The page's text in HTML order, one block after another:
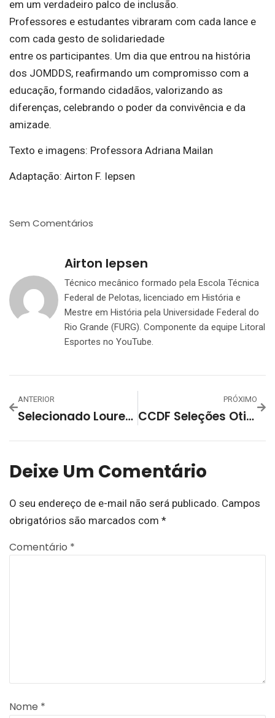
em um verdadeiro palco de inclusão.
Professores e estudantes vibraram com cada lance e
com cada gesto de solidariedade
entre os participantes. Um dia que entrou na história
dos JOMDDS, reafirmando um compromisso com a
educação, formando cidadãos, valorizando as
diferenças, celebrando o poder da convivência e da
amizade.
Texto e imagens: Professora Adriana Mailan
Adaptação: Airton F. Iepsen
Sem Comentários
Airton Iepsen
Técnico mecânico formado pela Escola Técnica
Federal de Pelotas, licenciado em História e
Mestre em História pela Universidade Federal do
Rio Grande (FURG). Componente da equipe Litoral
Esportes no YouTube.
ANTERIOR
Selecionado Lourenciano Joga Em Casa Hoje Defendendo 100% De Aproveitamento Pela CCDF Otimiza Rentáveis
PRÓXIMO
CCDF Seleções Otimiza Teve Clássico Em São Lourenço Do Sul
Deixe Um Comentário
O seu endereço de e-mail não será publicado. Campos
obrigatórios são marcados com *
Comentário *
Nome *